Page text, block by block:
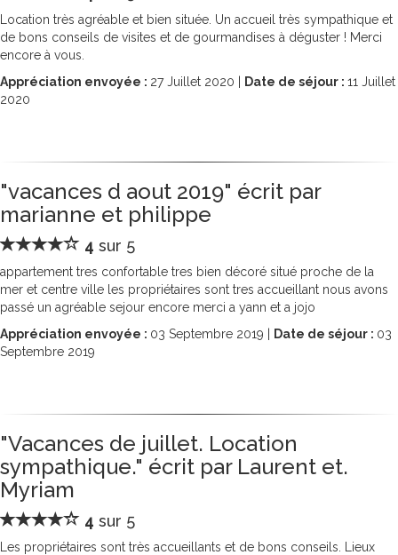
Location très agréable et bien située. Un accueil très sympathique et
de bons conseils de visites et de gourmandises à déguster ! Merci
encore à vous.
Appréciation envoyée : 27Juillet 2020 | Date de séjour : 11 Juillet
2020
"vacances d aout 2019" écrit par
marianne et philippe
4 sur 5
appartement tres confortable tres bien décoré situé proche de la
mer et centre ville les propriétaires sont tres accueillant nous avons
passé un agréable sejour encore merci a yann et a jojo
Appréciation envoyée : 03 Septembre 2019 | Date de séjour : 03
Septembre 2019
"Vacances de juillet. Location
sympathique." écrit par Laurent et.
Myriam
4 sur 5
Les propriétaires sont très accueillants et de bons conseils. Lieux